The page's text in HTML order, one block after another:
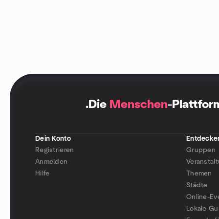
. Die Menschen-
Dein Konto
Registrieren
Anmelden
Hilfe
Gruppen
Themen
Städte
Online-
Lokale